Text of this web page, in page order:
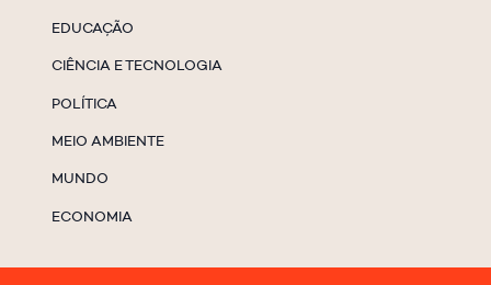
EDUCAÇÃO
CIÊNCIA E TECNOLOGIA
POLÍTICA
MEIO AMBIENTE
MUNDO
ECONOMIA